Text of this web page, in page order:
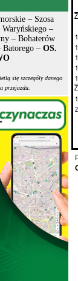
– Szosa
–
– Bohaterów
Batorego – OS.
się szczegóły danego
przejazdu.